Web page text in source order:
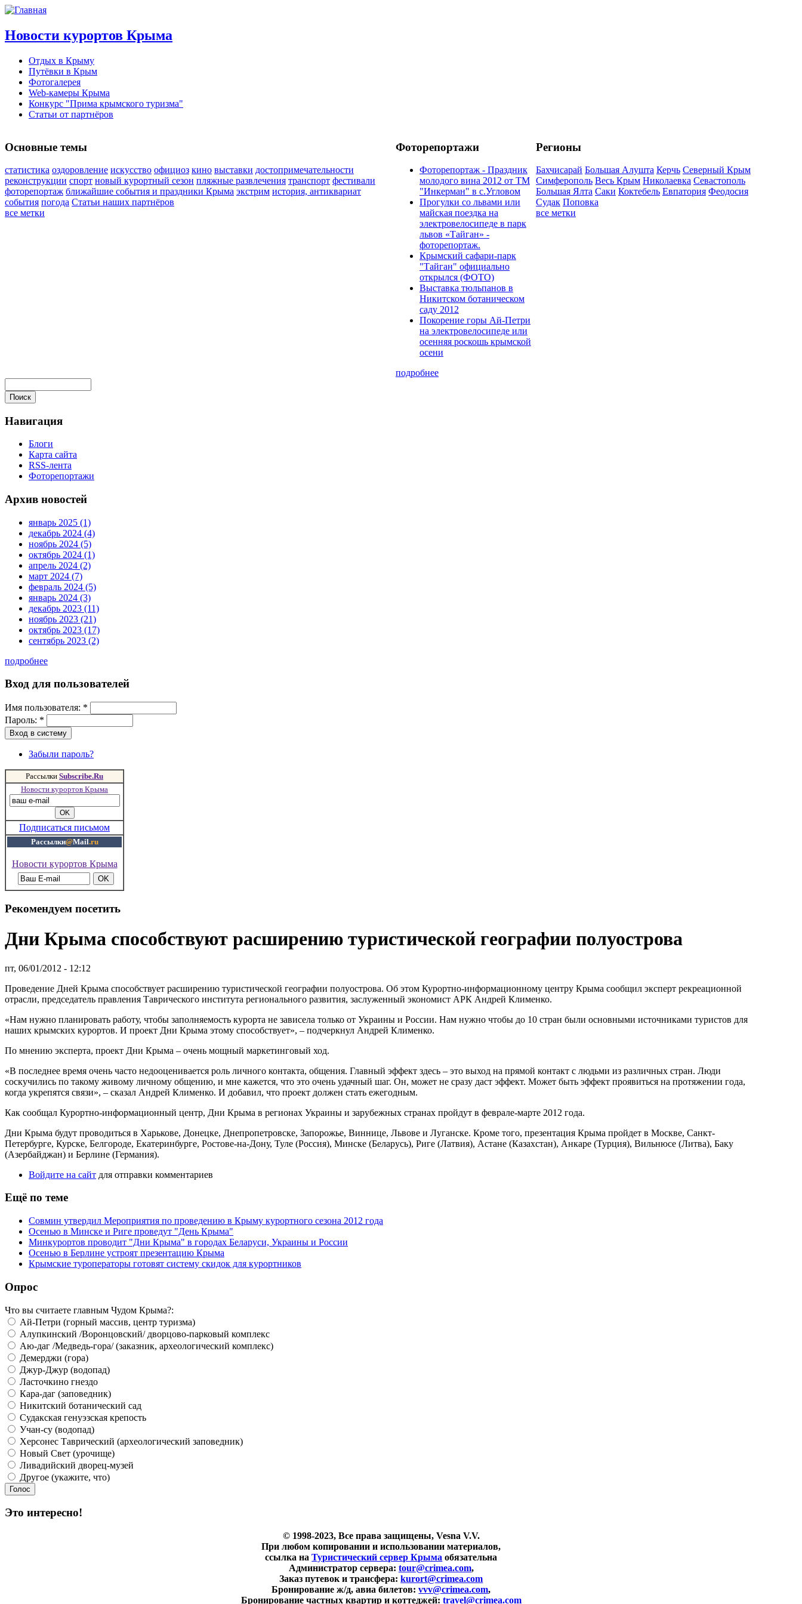
Новости курортов Крыма
Отдых в Крыму
Путёвки в Крым
Фотогалерея
Web-камеры Крыма
Конкурс "Прима крымского туризма"
Статьи от партнёров
Основные темы
статистика оздоровление искусство официоз кино выставки достопримечательности
реконструкции спорт новый курортный сезон пляжные развлечения транспорт фестивали
фоторепортаж ближайшие события и праздники Крыма экстрим история, антиквариат
события погода Статьи наших партнёров
все метки
Фоторепортажи
Фоторепортаж - Праздник
молодого вина 2012 от ТМ
"Инкерман" в с.Угловом
Прогулки cо львами или
майская поездка на
электровелосипеде в парк
львов «Тайган» -
фоторепортаж.
Крымский сафари-парк
"Тайган" официально
открылся (ФОТО)
Выставка тюльпанов в
Никитском ботаническом
саду 2012
Покорение горы Ай-Петри
на электровелосипеде или
осенняя роскошь крымской
осени
подробнее
Регионы
Бахчисарай Большая Алушта Керчь Северный Крым
Симферополь Весь Крым Николаевка Севастополь
Большая Ялта Саки Коктебель Евпатория Феодосия
Судак Поповка
все метки
Навигация
Блоги
Карта сайта
RSS-лента
Фоторепортажи
Архив новостей
январь 2025 (1)
декабрь 2024 (4)
ноябрь 2024 (5)
октябрь 2024 (1)
апрель 2024 (2)
март 2024 (7)
февраль 2024 (5)
январь 2024 (3)
декабрь 2023 (11)
ноябрь 2023 (21)
октябрь 2023 (17)
сентябрь 2023 (2)
подробнее
Вход для пользователей
Имя пользователя: *
Пароль: *
Забыли пароль?
Рассылки Subscribe.Ru
Новости курортов Крыма
Подписаться письмом
Рассылки@Mail.ru
Новости курортов Крыма
Рекомендуем посетить
Дни Крыма способствуют расширению туристической географии полуострова
пт, 06/01/2012 - 12:12
Проведение Дней Крыма способствует расширению туристической географии полуострова. Об этом Курортно-информационному центру Крыма сообщил эксперт рекреационной
отрасли, председатель правления Таврического института регионального развития, заслуженный экономист АРК Андрей Клименко.
«Нам нужно планировать работу, чтобы заполняемость курорта не зависела только от Украины и России. Нам нужно чтобы до 10 стран были основными источниками туристов для
наших крымских курортов. И проект Дни Крыма этому способствует», – подчеркнул Андрей Клименко.
По мнению эксперта, проект Дни Крыма – очень мощный маркетинговый ход.
«В последнее время очень часто недооценивается роль личного контакта, общения. Главный эффект здесь – это выход на прямой контакт с людьми из различных стран. Люди
соскучились по такому живому личному общению, и мне кажется, что это очень удачный шаг. Он, может не сразу даст эффект. Может быть эффект проявиться на протяжении года,
когда укрепятся связи», – сказал Андрей Клименко. И добавил, что проект должен стать ежегодным.
Как сообщал Курортно-информационный центр, Дни Крыма в регионах Украины и зарубежных странах пройдут в феврале-марте 2012 года.
Дни Крыма будут проводиться в Харькове, Донецке, Днепропетровске, Запорожье, Виннице, Львове и Луганске. Кроме того, презентация Крыма пройдет в Москве, Санкт-
Петербурге, Курске, Белгороде, Екатеринбурге, Ростове-на-Дону, Туле (Россия), Минске (Беларусь), Риге (Латвия), Астане (Казахстан), Анкаре (Турция), Вильнюсе (Литва), Баку
(Азербайджан) и Берлине (Германия).
Войдите на сайт для отправки комментариев
Ещё по теме
Совмин утвердил Мероприятия по проведению в Крыму курортного сезона 2012 года
Осенью в Минске и Риге проведут "День Крыма"
Минкурортов проводит "Дни Крыма" в городах Беларуси, Украины и России
Осенью в Берлине устроят презентацию Крыма
Крымские туроператоры готовят систему скидок для курортников
Опрос
Что вы считаете главным Чудом Крыма?:
Ай-Петри (горный массив, центр туризма)
Алупкинский /Воронцовский/ дворцово-парковый комплекс
Аю-даг /Медведь-гора/ (заказник, археологический комплекс)
Демерджи (гора)
Джур-Джур (водопад)
Ласточкино гнездо
Кара-даг (заповедник)
Никитский ботанический сад
Судакская генуэзская крепость
Учан-су (водопад)
Херсонес Таврический (археологический заповедник)
Новый Свет (урочище)
Ливадийский дворец-музей
Другое (укажите, что)
Это интересно!
© 1998-2023, Все права защищены, Vesna V.V.
При любом копировании и использовании материалов,
ссылка наТуристический сервер Крыма обязательна
Администратор сервера: tour@crimea.com,
Заказ путевок и трансфера:kurort@crimea.com
Бронирование ж/д, авиа билетов:vvv@crimea.com,
Бронирование частных квартир и коттеджей: travel@crimea.com